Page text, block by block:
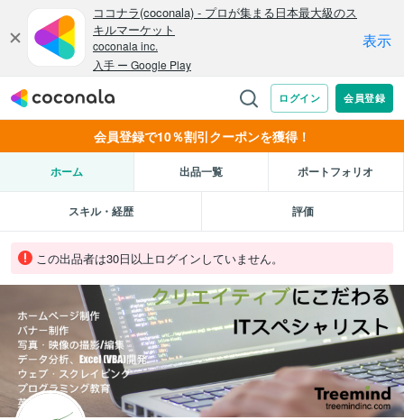
会員登録で10％割引クーポンを獲得！
ホーム 出品一覧 ポートフォリオ
スキル・経歴 評価
この出品者は30日以上ログインしていません。